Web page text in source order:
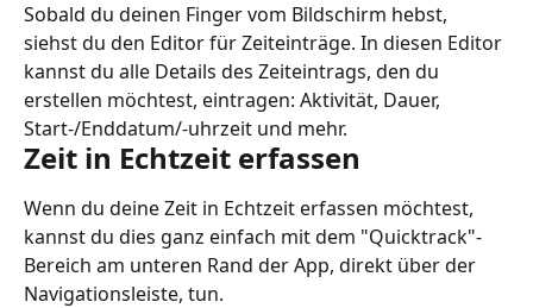
Sobald du deinen Finger vom Bildschirm hebst,
siehst du den Editor für Zeiteinträge. In diesen Editor
kannst du alle Details des Zeiteintrags, den du
erstellen möchtest, eintragen: Aktivität, Dauer,
Start-/Enddatum/-uhrzeit und mehr.
Zeit in Echtzeit erfassen
Wenn du deine Zeit in Echtzeit erfassen möchtest,
kannst du dies ganz einfach mit dem "Quicktrack"-
Bereich am unteren Rand der App, direkt über der
Navigationsleiste, tun.